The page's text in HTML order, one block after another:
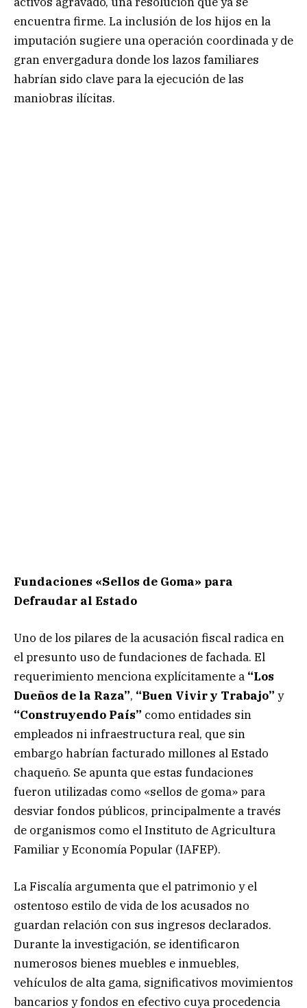
encuentra firme. La inclusión de los hijos en la
imputación sugiere una operación coordinada y de
gran envergadura donde los lazos familiares
habrían sido clave para la ejecución de las
maniobras ilícitas.
Fundaciones «Sellos de Goma» para
Defraudar al Estado
Uno de los pilares de la acusación fiscal radica en
el presunto uso de fundaciones de fachada. El
requerimiento menciona explícitamente a “Los
Dueños de la Raza”, “Buen Vivir y Trabajo” y
“Construyendo País” como entidades sin
empleados ni infraestructura real, que sin
embargo habrían facturado millones al Estado
chaqueño. Se apunta que estas fundaciones
fueron utilizadas como «sellos de goma» para
desviar fondos públicos, principalmente a través
de organismos como el Instituto de Agricultura
Familiar y Economía Popular (IAFEP).
La Fiscalía argumenta que el patrimonio y el
ostentoso estilo de vida de los acusados no
guardan relación con sus ingresos declarados.
Durante la investigación, se identificaron
numerosos bienes muebles e inmuebles,
vehículos de alta gama, significativos movimientos
bancarios y fondos en efectivo cuya procedencia